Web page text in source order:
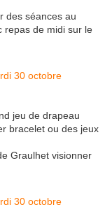
des séances au
repas de midi sur le
jeu de drapeau
bracelet ou des jeux
Graulhet visionner